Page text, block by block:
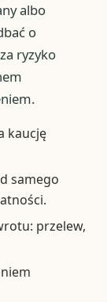
albo
o
ryzyko
kaucję
samego
przelew,